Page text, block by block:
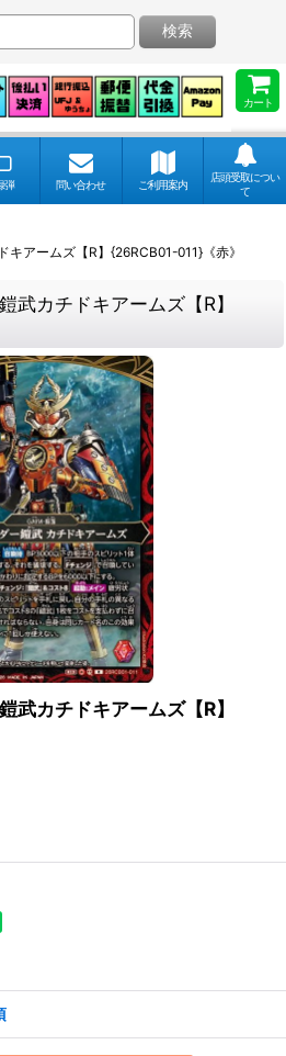
カート
検索
弾 問い合わせ ご利用案内
店頭受取につい
て
アームズ【R】{26RCB01-011}《赤》
カチドキアームズ【R】
カチドキアームズ【R】